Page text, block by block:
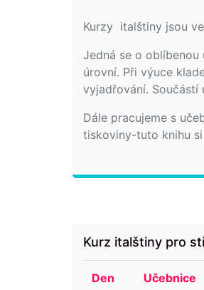
Kurzy italštiny jsou
Jedná se o
úrovní. Při výuce
vyjadřování.
Dále pracujeme s
tiskoviny-tuto knihu
Kurz italštiny pro
Den Učebnice